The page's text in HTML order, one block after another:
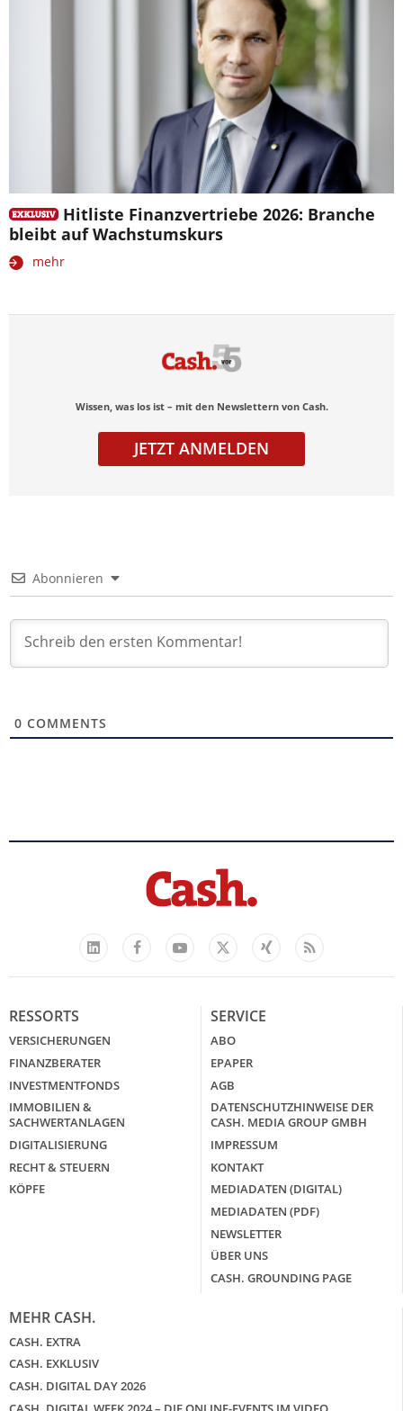
Hitliste Finanzvertriebe 2026: Branche
bleibt auf Wachstumskurs
mehr
Wissen, was los ist – mit den Newslettern von Cash.
JETZT ANMELDEN
Abonnieren
0 COMMENTS
LinkedIn
FacebookYouTube
X
Xing Feed
RESSORTS
VERSICHERUNGEN
FINANZBERATER
INVESTMENTFONDS
IMMOBILIEN &
SACHWERTANLAGEN
DIGITALISIERUNG
RECHT & STEUERN
KÖPFE
SERVICE
ABO
EPAPER
AGB
DATENSCHUTZHINWEISE DER
CASH. MEDIA GROUP GMBH
IMPRESSUM
KONTAKT
MEDIADATEN (DIGITAL)
MEDIADATEN (PDF)
NEWSLETTER
ÜBER UNS
CASH. GROUNDING PAGE
MEHR CASH.
CASH. EXTRA
CASH. EXKLUSIV
CASH. DIGITAL DAY 2026